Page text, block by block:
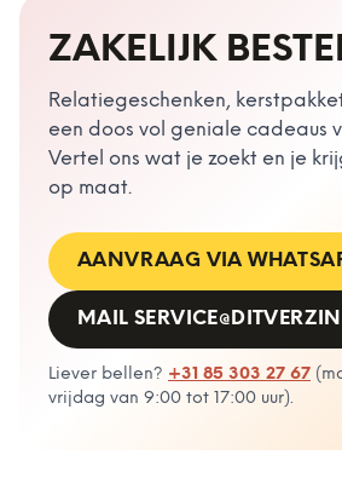
ZAKELIJK
Relatiegeschenken,
een doos vol geniale cadeaus
Vertel ons wat je zoekt en je
op maat.
AANVRAAG VIA
MAIL
Liever bellen? +31 85 303 27 67 (
vrijdag van 9:00 tot 17:00 uur).